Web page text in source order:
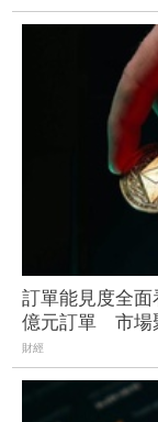
訂單能見度全面
億元訂單 市場
財經